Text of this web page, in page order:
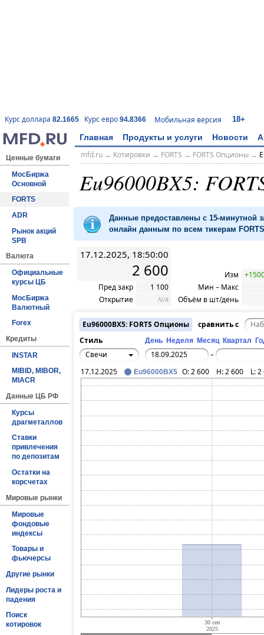
Курс доллара 82.1665 Курс евро 94.8366 Мобильная версия 18+
Главная Продукты и услуги Новости
Ценные бумаги
МосБиржа
Основной
FORTS
ADR
Рынок акций
SPB
Валюта
Официальные
курсы ЦБ
МосБиржа
Валютный
Forex
Кредиты
INSTAR
MIBID, MIBOR,
MIACR
Данные ЦБ РФ
Курсы
драгметаллов
Ставки
привлечения
по депозитам
Остатки на
корсчетах
Мировые рынки
Мировые
фондовые
индексы
Товары и
фьючерсы
Другие рынки
Лидеры роста и
падения
Поиск
котировок
mfd.ru→ Котировки → FORTS → FORTS Опционы→
Eu96000BX5:
Данные предоставлены с 15-минутной
онлайн данным по всем тикерам
17.12.2025, 18:50:00
2 600
Пред закр
1 100
Открытие
N/A
Изм
Мин – Макс
Объём в шт/день
Eu96000BX5: FORTS Опционы
сравнить с
Стиль
День Неделя Месяц Квартал
Свечи –
17.12.2025 Eu96000BX5 O:2 600 H:2 600 L:2